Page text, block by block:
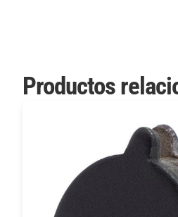
Productos